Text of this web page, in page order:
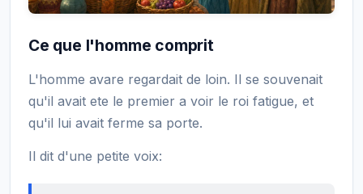
Ce que l'homme comprit
L'homme avare regardait de loin. Il se souvenait
qu'il avait ete le premier a voir le roi fatigue, et
qu'il lui avait ferme sa porte.
Il dit d'une petite voix: